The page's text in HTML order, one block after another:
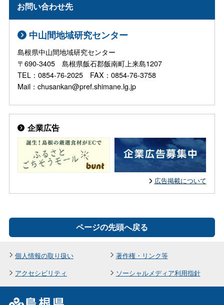
お問い合わせ先
中山間地域研究センター
島根県中山間地域研究センター
〒690-3405 島根県飯石郡飯南町上来島1207
TEL：0854-76-2025 FAX：0854-76-3758
Mail：chusankan@pref.shimane.lg.jp
企業広告
広告掲載について
ページの先頭へ戻る
個人情報の取り扱い
著作権・リンク等
アクセシビリティ
ソーシャルメディア利用指針